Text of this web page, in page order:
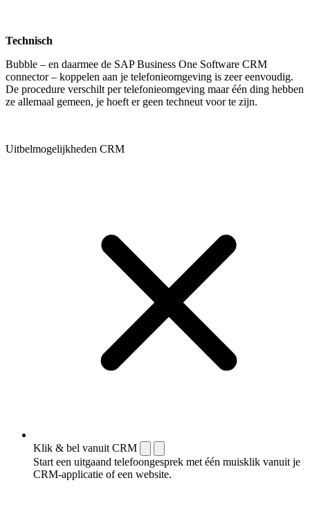
Technisch
Bubble – en daarmee de SAP Business One Software CRM
connector – koppelen aan je telefonieomgeving is zeer eenvoudig.
De procedure verschilt per telefonieomgeving maar één ding hebben
ze allemaal gemeen, je hoeft er geen techneut voor te zijn.
Uitbelmogelijkheden CRM
Klik & bel vanuit CRM
Start een uitgaand telefoongesprek met één muisklik vanuit je
CRM-applicatie of een website.